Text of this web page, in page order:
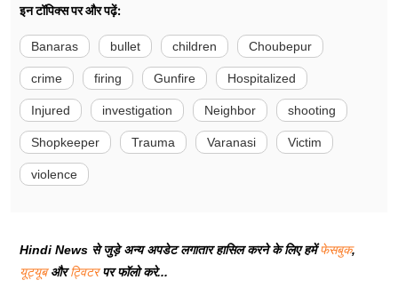
इन टॉपिक्स पर और पढ़ें:
Banaras bullet children Choubepur
crime firing Gunfire Hospitalized
Injured investigation Neighbor shooting
Shopkeeper Trauma Varanasi Victim
violence
Hindi News से जुड़े अन्य अपडेट लगातार हासिल करने के लिए हमेंफेसबुक,
यूट्यूबऔरट्विटरपर फॉलो करे...